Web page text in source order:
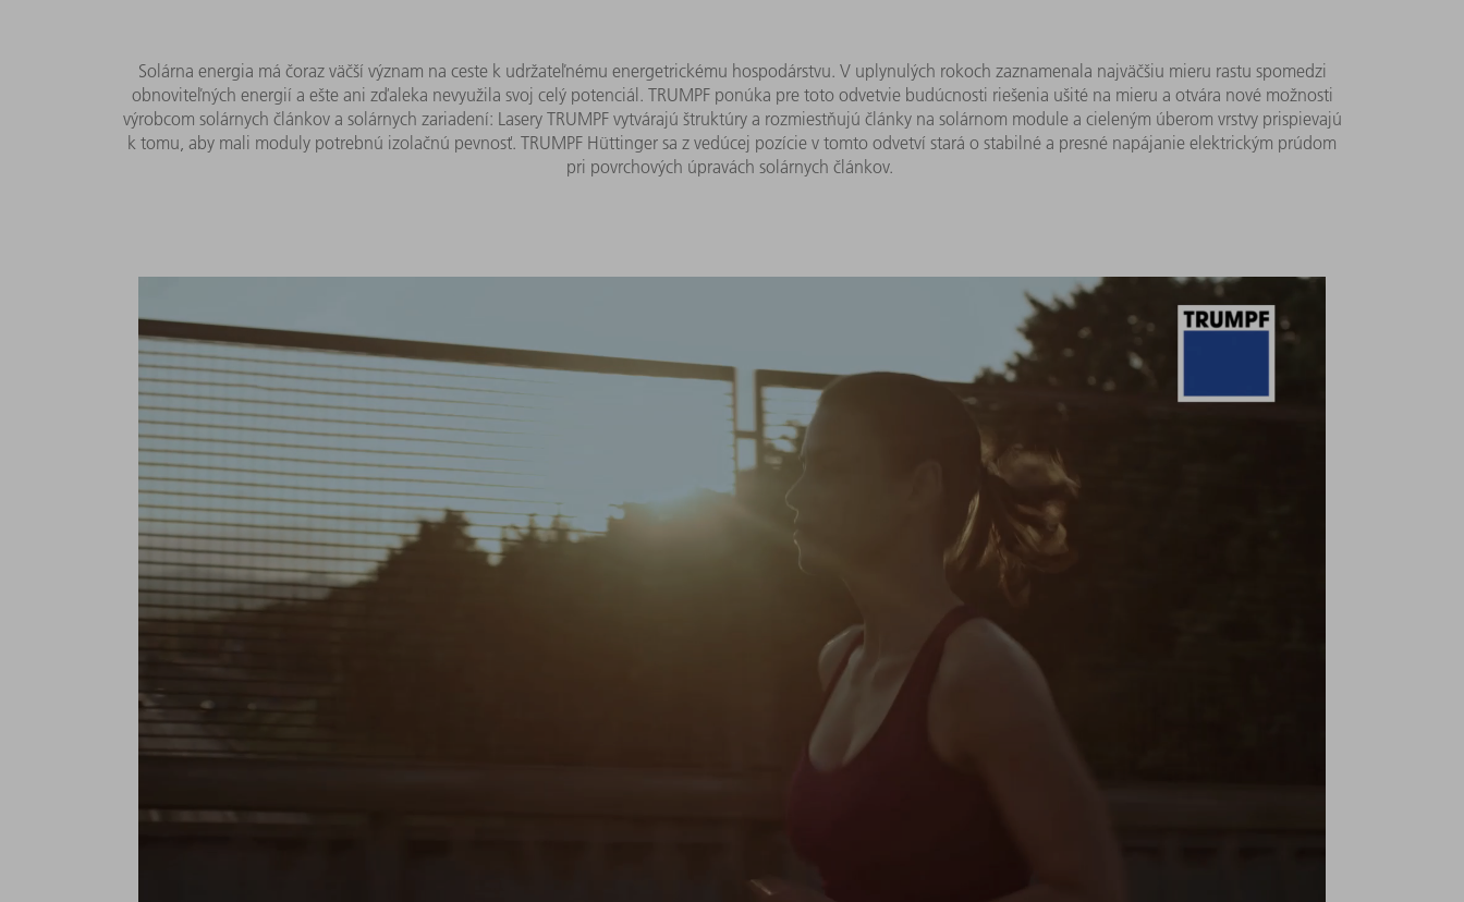
Solárna energia má čoraz väčší význam na ceste k udržateľnému energetrickému hospodárstvu. V uplynulých rokoch zaznamenala najväčšiu mieru rastu spomedzi
obnoviteľných energií a ešte ani zďaleka nevyužila svoj celý potenciál. TRUMPF ponúka pre toto odvetvie budúcnosti riešenia ušité na mieru a otvára nové možnosti
výrobcom solárnych článkov a solárnych zariadení: Lasery TRUMPF vytvárajú štruktúry a rozmiestňujú články na solárnom module a cieleným úberom vrstvy prispievajú
k tomu, aby mali moduly potrebnú izolačnú pevnosť. TRUMPF Hüttinger sa z vedúcej pozície v tomto odvetví stará o stabilné a presné napájanie elektrickým prúdom
pri povrchových úpravách solárnych článkov.